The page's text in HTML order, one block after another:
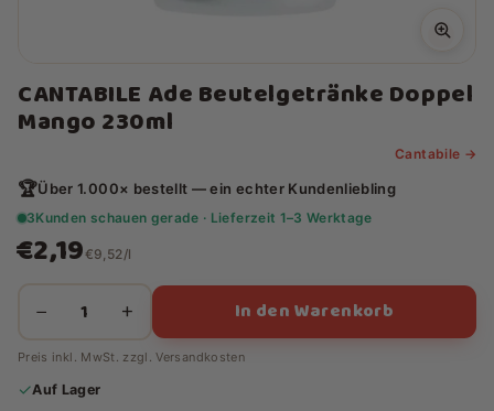
CANTABILE Ade Beutelgetränke Doppel
Mango 230ml
Cantabile →
🏆Über 1.000× bestellt — ein echter Kundenliebling
3Kunden schauen gerade · Lieferzeit 1–3 Werktage
€2,19€9,52/l
− + In den Warenkorb
Preis inkl. MwSt. zzgl.Versandkosten
✓Auf Lager